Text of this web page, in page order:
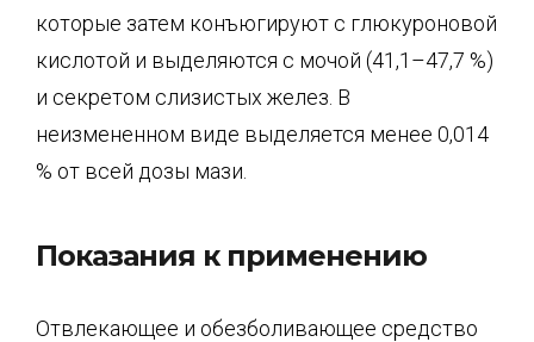
которые затем конъюгируют с глюкуроновой
кислотой и выделяются с мочой (41,1–47,7 %)
и секретом слизистых желез. В
неизмененном виде выделяется менее 0,014
% от всей дозы мази.
Показания к применению
Отвлекающее и обезболивающее средство